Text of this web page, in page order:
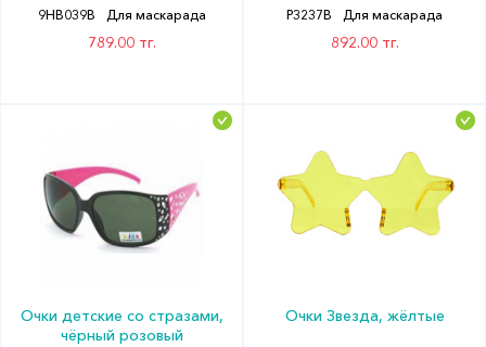
9HB039B Для маскарада
789.00 тг.
P3237B Для маскарада
892.00 тг.
Очки детские со стразами,
чёрный розовый
Очки Звезда, жёлтые